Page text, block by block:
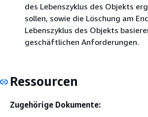
des Lebenszyklus des Objekts
sollen, sowie die Löschung am
Lebenszyklus des Objekts
geschäftlichen Anforderungen.
Ressourcen
Zugehörige Dokumente: